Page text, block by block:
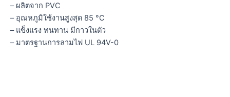
– ผลิตจาก PVC
– อุณหภูมิใช้งานสูงสุด 85 °C
– แข็งแรง ทนทาน มีกาวในตัว
– มาตรฐานการลามไฟ UL 94V-0